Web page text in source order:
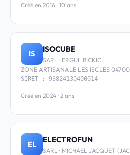
Créé en 2016 · 10 ans
IS ISOCUBE
SARL · ERGUL BICKICI
ZONE ARTISANALE LES ISCLES
SIRET : 93824130400014
Créé en 2024 · 2 ans
EL ELECTROFUN
SARL · MICHAEL JACQUET